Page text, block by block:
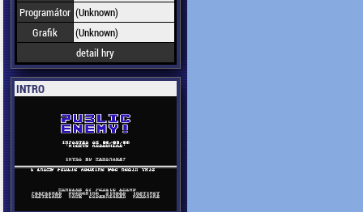
Programátor (Unknown)
Grafik
(Unknown)
detail hry
INTRO